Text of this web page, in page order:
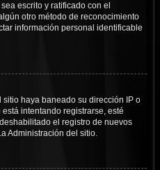
escrito y ratificado con el
otro método de reconocimiento
información personal identificable
haya baneado su dirección IP o
intentando registrarse, esté
el registro de nuevos
Administración del sitio.